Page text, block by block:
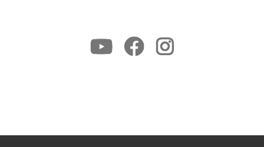
Youtube FacebookInstagram